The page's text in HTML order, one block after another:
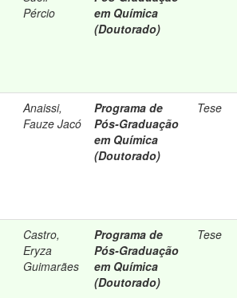
Pércio
em Química
(Doutorado)
Anaissi,
Fauze Jacó
Programa de
Pós-Graduação
em Química
(Doutorado)
Tese
Castro,
Eryza
Guimarães
Programa de
Pós-Graduação
em Química
(Doutorado)
Tese